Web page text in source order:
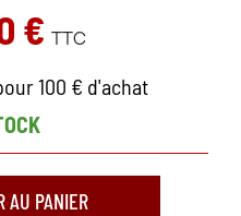
€ TTC
100 € d'achat
AU PANIER